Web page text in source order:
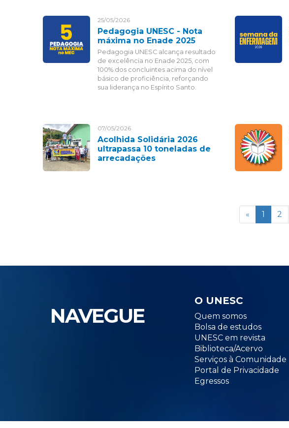
25/05/2026
Pedagogia UNESC - Nota
máxima no Enade 2025
Pedagogia UNESC alcança resultado
de excelência no Enade 2025, com
100% dos concluintes acima do nível
básico de proficiência, reforçando
sua liderança no Espírito Santo.
07/05/2026
Acolhida Solidária 2026
ultrapassa 10 toneladas de
arrecadações
« 1 2
NAVEGUE
O UNESC
Quem somos
Bolsa de estudos
UNESC em revista
Biblioteca/Acervo
Serviços à Comunidade
Portal de Privacidade
Egressos